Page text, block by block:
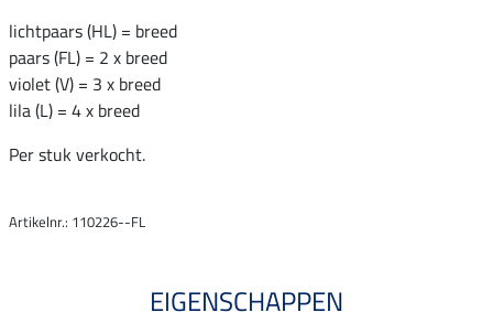
lichtpaars (HL) = breed
paars (FL) = 2 x breed
violet (V) = 3 x breed
lila (L) = 4 x breed
Per stuk verkocht.
Artikelnr.: 110226--FL
EIGENSCHAPPEN